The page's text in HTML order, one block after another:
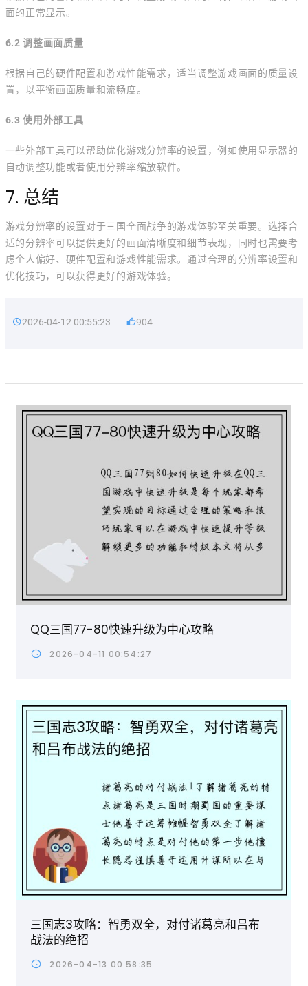
面的正常显示。
6.2 调整画面质量
根据自己的硬件配置和游戏性能需求，适当调整游戏画面的质量设
置，以平衡画面质量和流畅度。
6.3 使用外部工具
一些外部工具可以帮助优化游戏分辨率的设置，例如使用显示器的
自动调整功能或者使用分辨率缩放软件。
7. 总结
游戏分辨率的设置对于三国全面战争的游戏体验至关重要。选择合
适的分辨率可以提供更好的画面清晰度和细节表现，同时也需要考
虑个人偏好、硬件配置和游戏性能需求。通过合理的分辨率设置和
优化技巧，可以获得更好的游戏体验。
2026-04-12 00:55:23 904
QQ三国77-80快速升级为中心攻略
2026-04-11 00:54:27
三国志3攻略：智勇双全，对付诸葛亮和吕布
战法的绝招
2026-04-13 00:58:35